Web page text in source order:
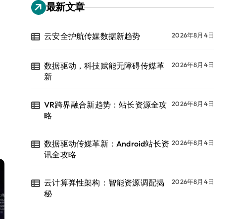
最新文章
云安全护航传媒数据新趋势 2026年8月4日
数据驱动，科技赋能无障碍传媒革
新
2026年8月4日
VR跨界融合新趋势：站长资源全攻
略
2026年8月4日
数据驱动传媒革新：Android站长资
讯全攻略
2026年8月4日
云计算弹性架构：智能资源调配揭
秘
2026年8月4日